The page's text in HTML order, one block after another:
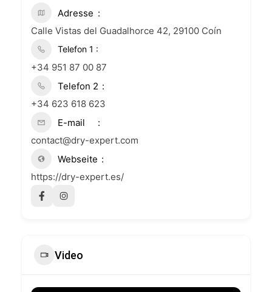
Adresse
Calle Vistas del Guadalhorce 42, 29100 Coín
+34 951 87 00 87
Telefon 2
+34 623 618 623
E-mail
contact@dry-expert.com
Webseite
https://dry-expert.es/
Video